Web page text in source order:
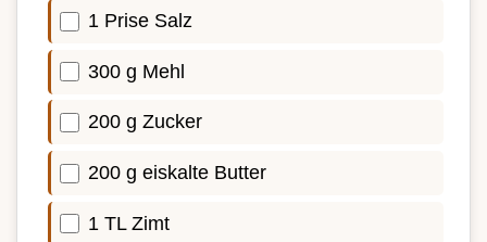
1 Prise Salz
300 g Mehl
200 g Zucker
200 g eiskalte Butter
1 TL Zimt